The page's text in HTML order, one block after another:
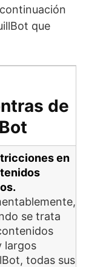
que
de
en
se trata
largos
todas sus